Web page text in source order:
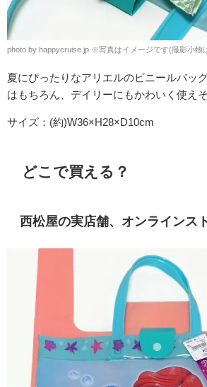
photo by happycruise.jp ※写真はイメージです(撮影小物
夏にぴったりなアリエルのビニールバッ
はもちろん、デイリーにもかわいく使え
サイズ：(約)W36×H28×D10cm
どこで買える？
西松屋の実店舗、オンラインス